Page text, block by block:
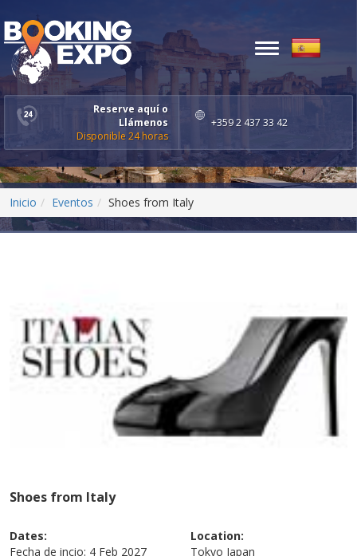
Reserve aquí o
Llámenos
Disponible 24 horas
+359 2 437 33 42
Toggle
Inicio Eventos Shoes from Italy
Shoes from Italy
Dates:
Fecha de incio: 4 Feb 2027
Location:
Tokyo Japan